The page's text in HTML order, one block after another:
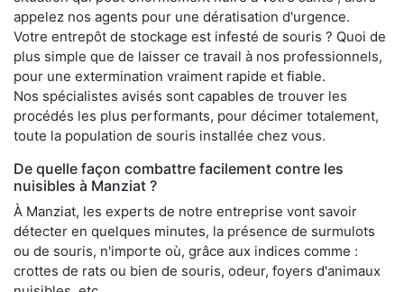
appelez nos agents pour une dératisation d'urgence.
Votre entrepôt de stockage est infesté de souris ? Quoi de
plus simple que de laisser ce travail à nos professionnels,
pour une extermination vraiment rapide et fiable.
Nos spécialistes avisés sont capables de trouver les
procédés les plus performants, pour décimer totalement,
toute la population de souris installée chez vous.
De quelle façon combattre facilement contre les
nuisibles à Manziat ?
À Manziat, les experts de notre entreprise vont savoir
détecter en quelques minutes, la présence de surmulots
ou de souris, n'importe où, grâce aux indices comme :
crottes de rats ou bien de souris, odeur, foyers d'animaux